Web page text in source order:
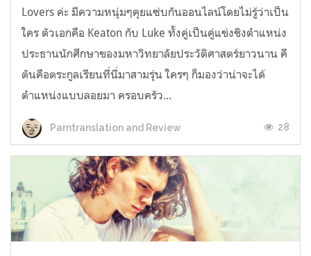
Lovers ค่ะ มีความหนุ่มๆคุยแซ่บกันออนไลน์โดยไม่รู้ว่าเป็น
ใคร ตัวเอกคือ Keaton กับ Luke ทั้งคู่เป็นคู่แข่งชิงตำแหน่ง
ประธานนักศึกษาของมหาวิทยาลัยประวัติศาสตร์ยาวนาน คี
ตันคือตระกูลเรียนที่นี่มาสามรุ่น ใครๆ ก็มองว่าน่าจะได้
ตำแหน่งแบบลอยมา ครอบครัว...
Parntranslation and Review 28